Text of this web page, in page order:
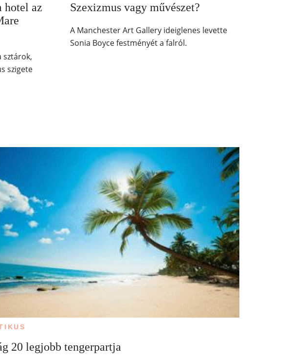
hotel az
sztárok,
szigete
Szexizmus vagy művészet?
A Manchester Art Gallery ideiglenes levette
Sonia Boyce festményét a falról.
20 legjobb tengerpartja